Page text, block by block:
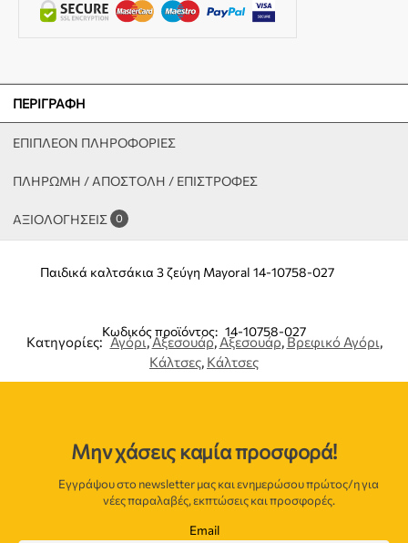
ΠΕΡΙΓΡΑΦΉ
ΕΠΙΠΛΈΟΝ ΠΛΗΡΟΦΟΡΊΕΣ
ΠΛΗΡΩΜΗ / ΑΠΟΣΤΟΛΗ / ΕΠΙΣΤΡΟΦΕΣ
ΑΞΙΟΛΟΓΉΣΕΙΣ 0
Παιδικά καλτσάκια 3 ζεύγη Mayoral 14-10758-027
Κωδικός προϊόντος: 14-10758-027
Κατηγορίες: Αγόρι,Αξεσουάρ,Αξεσουάρ ,Βρεφικό Αγόρι
Κάλτσες Κάλτσες
Μην χάσεις καμία προσφορά!
Εγγράψου στο newsletter μας και ενημερώσου πρώτος/η για
νέες παραλαβές, εκπτώσεις και προσφορές.
Email